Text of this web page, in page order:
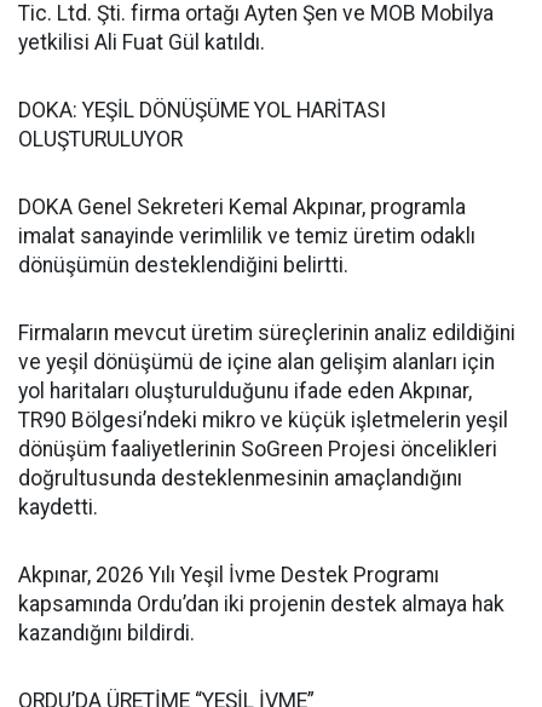
Tic. Ltd. Şti. firma ortağı Ayten Şen ve MOB Mobilya
yetkilisi Ali Fuat Gül katıldı.
DOKA: YEŞİL DÖNÜŞÜME YOL HARİTASI
OLUŞTURULUYOR
DOKA Genel Sekreteri Kemal Akpınar, programla
imalat sanayinde verimlilik ve temiz üretim odaklı
dönüşümün desteklendiğini belirtti.
Firmaların mevcut üretim süreçlerinin analiz edildiğini
ve yeşil dönüşümü de içine alan gelişim alanları için
yol haritaları oluşturulduğunu ifade eden Akpınar,
TR90 Bölgesi’ndeki mikro ve küçük işletmelerin yeşil
dönüşüm faaliyetlerinin SoGreen Projesi öncelikleri
doğrultusunda desteklenmesinin amaçlandığını
kaydetti.
Akpınar, 2026 Yılı Yeşil İvme Destek Programı
kapsamında Ordu’dan iki projenin destek almaya hak
kazandığını bildirdi.
ORDU’DA ÜRETİME “YEŞİL İVME”